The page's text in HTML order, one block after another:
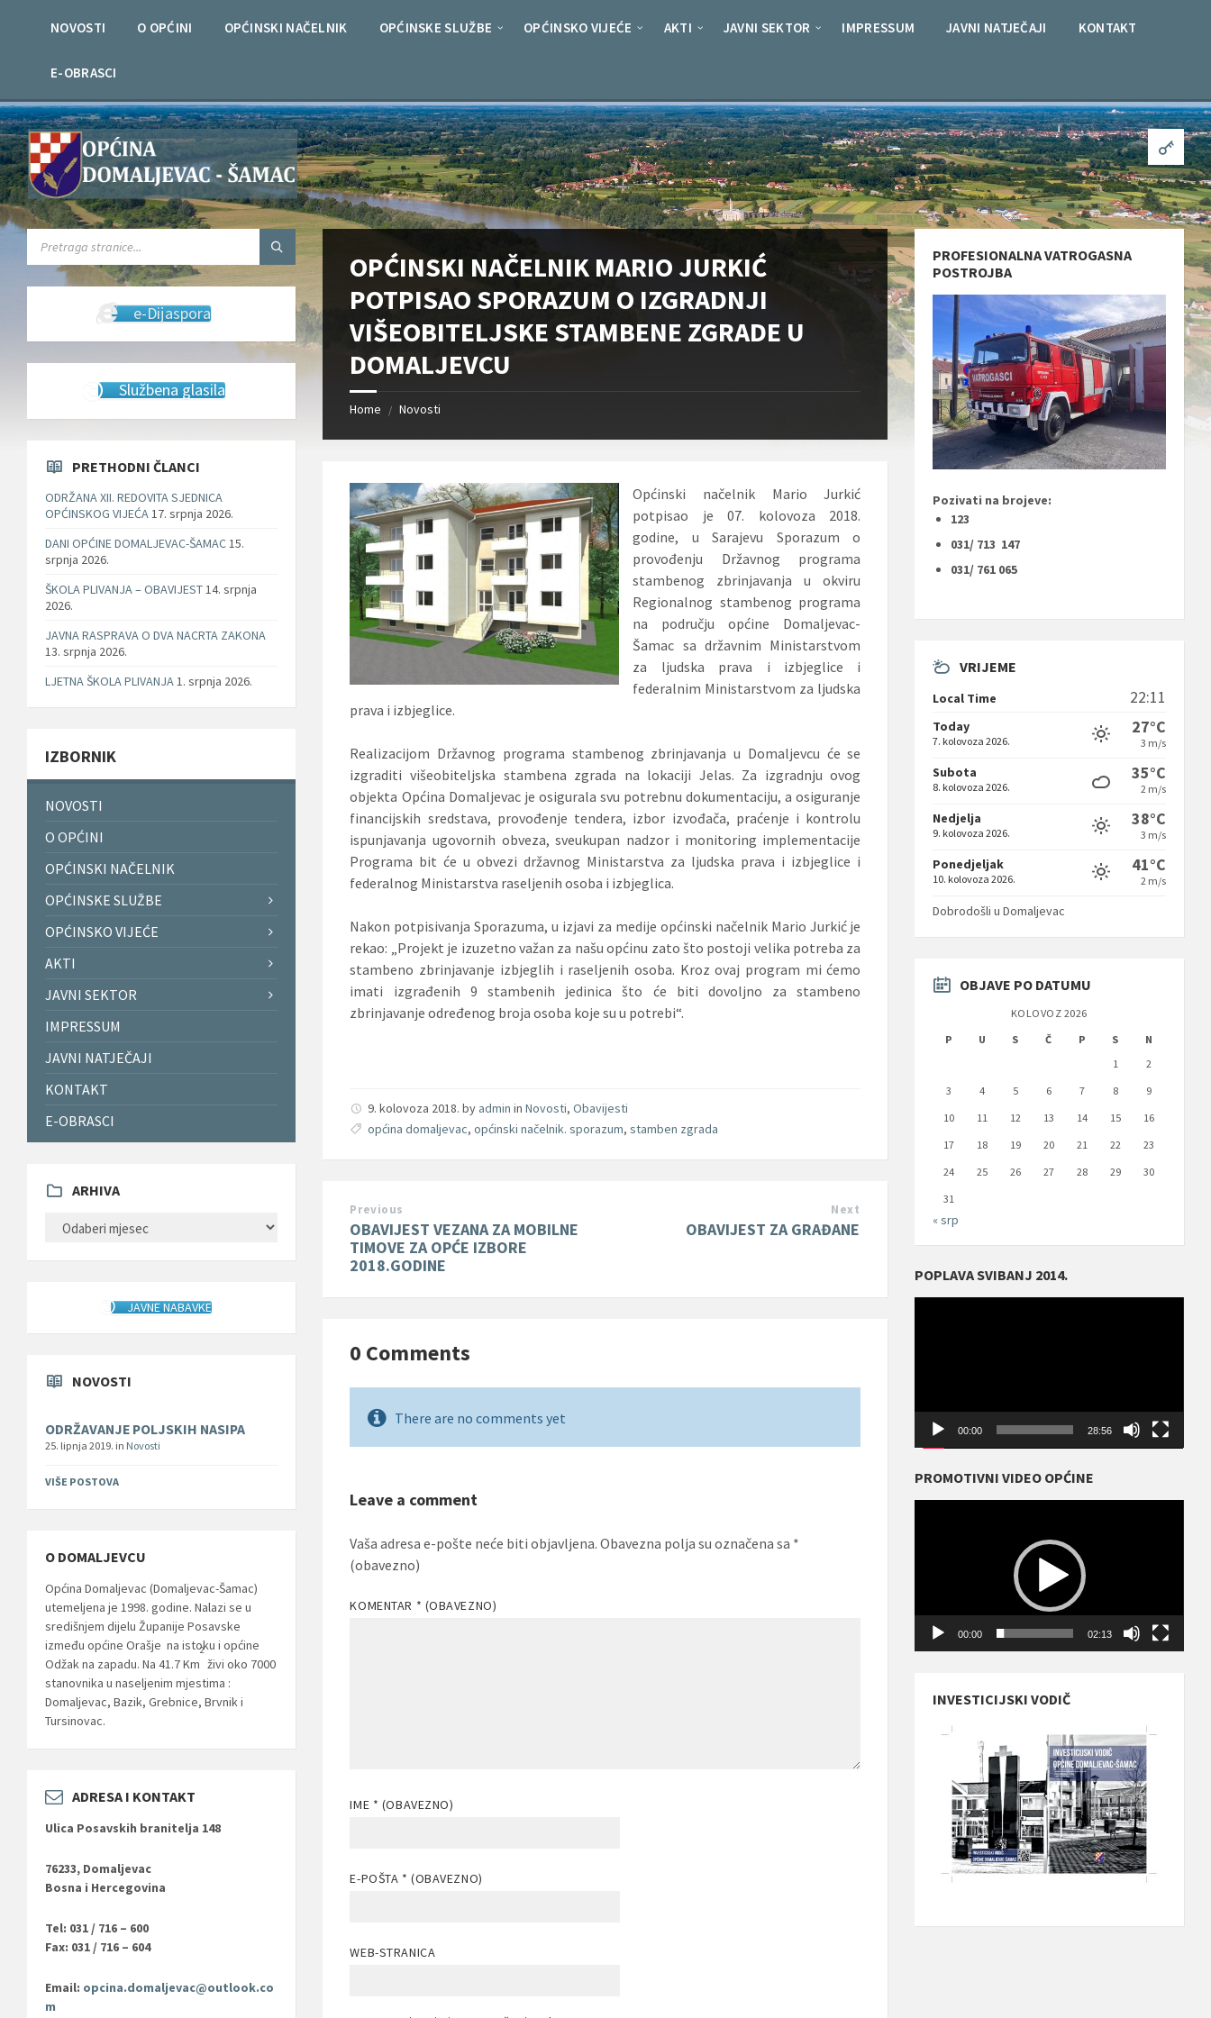
NOVOSTI O OPĆINI OPĆINSKI NAČELNIK OPĆINSKE SLUŽBE OPĆINSKO VIJEĆE AKTI JAVNI SEKTOR IMPRESSUM JAVNI NATJEČAJI KONTAKT
E-OBRASCI
OPĆINSKI NAČELNIK MARIO JURKIĆ
POTPISAO SPORAZUM O IZGRADNJI
VIŠEOBITELJSKE STAMBENE ZGRADE U
DOMALJEVCU
Home / Novosti
Općinski načelnik Mario Jurkić
potpisao je 07. kolovoza 2018.
godine, u Sarajevu Sporazum o
provođenju Državnog programa
stambenog zbrinjavanja u okviru
Regionalnog stambenog programa
na području općine Domaljevac-
Šamac sa državnim Ministarstvom
za ljudska prava i izbjeglice i
federalnim Ministarstvom za ljudska
prava i izbjeglice.
Realizacijom Državnog programa stambenog zbrinjavanja u Domaljevcu će se
izgraditi višeobiteljska stambena zgrada na lokaciji Jelas. Za izgradnju ovog
objekta Općina Domaljevac je osigurala svu potrebnu dokumentaciju, a osiguranje
financijskih sredstava, provođenje tendera, izbor izvođača, praćenje i kontrolu
ispunjavanja ugovornih obveza, sveukupan nadzor i monitoring implementacije
Programa bit će u obvezi državnog Ministarstva za ljudska prava i izbjeglice i
federalnog Ministarstva raseljenih osoba i izbjeglica.
Nakon potpisivanja Sporazuma, u izjavi za medije općinski načelnik Mario Jurkić je
rekao: „Projekt je izuzetno važan za našu općinu zato što postoji velika potreba za
stambeno zbrinjavanje izbjeglih i raseljenih osoba. Kroz ovaj program mi ćemo
imati izgrađenih 9 stambenih jedinica što će biti dovoljno za stambeno
zbrinjavanje određenog broja osoba koje su u potrebi“.
9. kolovoza 2018.by admin inNovosti,Obavijesti
općina domaljevac,općinski načelnik. sporazum,stamben zgrada
Previous
OBAVIJEST VEZANA ZA MOBILNE
TIMOVE ZA OPĆE IZBORE
2018.GODINE
Next
OBAVIJEST ZA GRAĐANE
0 Comments
There are no comments yet
Leave a comment
Vaša adresa e-pošte neće biti objavljena. Obavezna polja su označena sa *
(obavezno)
KOMENTAR * (OBAVEZNO)
IME * (OBAVEZNO)
E-POŠTA * (OBAVEZNO)
WEB-STRANICA
SEARCH:
e-Dijaspora
Službena glasila
PRETHODNI ČLANCI
ODRŽANA XII. REDOVITA SJEDNICA
OPĆINSKOG VIJEĆA17. srpnja 2026.
DANI OPĆINE DOMALJEVAC-ŠAMAC15.
srpnja 2026.
ŠKOLA PLIVANJA – OBAVIJEST14. srpnja
2026.
JAVNA RASPRAVA O DVA NACRTA ZAKONA
13. srpnja 2026.
LJETNA ŠKOLA PLIVANJA1. srpnja 2026.
IZBORNIK
NOVOSTI
O OPĆINI
OPĆINSKI NAČELNIK
OPĆINSKE SLUŽBE
OPĆINSKO VIJEĆE
AKTI
JAVNI SEKTOR
IMPRESSUM
JAVNI NATJEČAJI
KONTAKT
E-OBRASCI
ARHIVA
JAVNE NABAVKE
NOVOSTI
ODRŽAVANJE POLJSKIH NASIPA
25. lipnja 2019. in Novosti
VIŠE POSTOVA
O DOMALJEVCU
Općina Domaljevac (Domaljevac-Šamac)
utemeljena je 1998. godine. Nalazi se u
središnjem dijelu Županije Posavske
između općine Orašje na istoku i općine
Odžak na zapadu. Na 41.7 Km
2
živi oko 7000
stanovnika u naseljenim mjestima :
Domaljevac, Bazik, Grebnice, Brvnik i
Tursinovac.
ADRESA I KONTAKT
Ulica Posavskih branitelja 148
76233, Domaljevac
Bosna i Hercegovina
Tel: 031 / 716 – 600
Fax: 031 / 716 – 604
Email: opcina.domaljevac@outlook.co
m
PROFESIONALNA VATROGASNA
POSTROJBA
Pozivati na brojeve:
123
031/ 713 147
031/ 761 065
VRIJEME
Local Time 22:11
Today
7. kolovoza 2026.
27°C
3 m/s
Subota
8. kolovoza 2026.
35°C
2 m/s
Nedjelja
9. kolovoza 2026.
38°C
3 m/s
Ponedjeljak
10. kolovoza 2026.
41°C
2 m/s
Dobrodošli u Domaljevac
OBJAVE PO DATUMU
KOLOVOZ 2026
P
U S Č P S
N
1
2
3
4 5 6 7 8
9
10
11 12 13 14 15
16
17
18 19 20 21 22
23
24
25 26 27 28 29
30
31
« srp
POPLAVA SVIBANJ 2014.
00:00 28:56
PROMOTIVNI VIDEO OPĆINE
00:00 02:13
INVESTICIJSKI VODIČ